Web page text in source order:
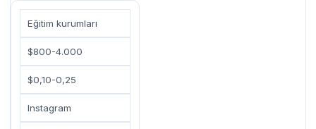
Eğitim kurumları
$800-4.000
$0,10-0,25
Instagram